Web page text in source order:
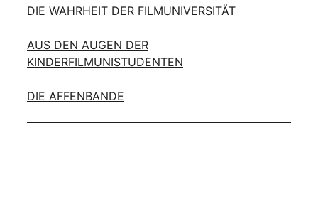
DIE WAHRHEIT DER FILMUNIVERSITÄT
AUS DEN AUGEN DER
KINDERFILMUNISTUDENTEN
DIE AFFENBANDE